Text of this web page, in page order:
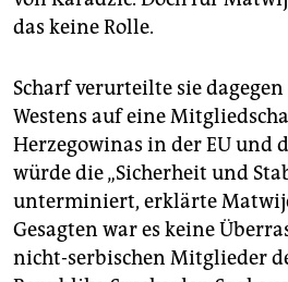
das keine Rolle.
Scharf verurteilte sie
Westens auf eine
Herzegowinas in der EU und
würde die „Sicherheit und
unterminiert, erklärte
Gesagten war es keine
nicht-serbischen Mitglieder